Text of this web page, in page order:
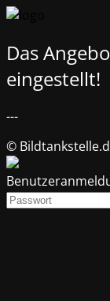
Das
eingestellt!
---
©